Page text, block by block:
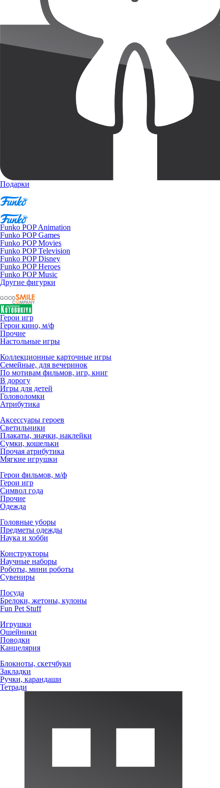
Подарки
Funko POP Animation
Funko POP Games
Funko POP Movies
Funko POP Television
Funko POP Disney
Funko POP Heroes
Funko POP Music
Другие фигурки
Герои игр
Герои кино, м/ф
Прочие
Настольные игры
Коллекционные карточные игры
Семейные, для вечеринок
По мотивам фильмов, игр, книг
В дорогу
Игры для детей
Головоломки
Атрибутика
Аксессуары героев
Светильники
Плакаты, значки, наклейки
Сумки, кошельки
Прочая атрибутика
Мягкие игрушки
Герои фильмов, м/ф
Герои игр
Символ года
Прочие
Одежда
Головные уборы
Предметы одежды
Наука и хобби
Конструкторы
Научные наборы
Роботы, мини роботы
Сувениры
Посуда
Брелоки, жетоны, кулоны
Fun Pet Stuff
Игрушки
Ошейники
Поводки
Канцелярия
Блокноты, скетчбуки
Закладки
Ручки, карандаши
Тетради